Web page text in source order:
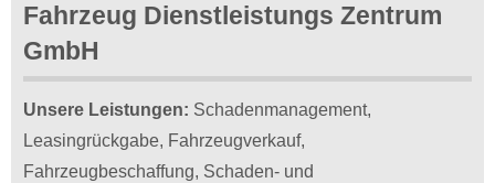
Fahrzeug Dienstleistungs Zentrum
GmbH
Unsere Leistungen: Schadenmanagement,
Leasingrückgabe, Fahrzeugverkauf,
Fahrzeugbeschaffung, Schaden- und